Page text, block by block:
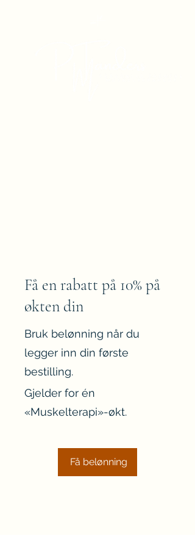
Få en rabatt på 10% på
økten din
Bruk belønning når du
legger inn din første
bestilling.
Få belønning
Gjelder for én
«Muskelterapi»-økt.